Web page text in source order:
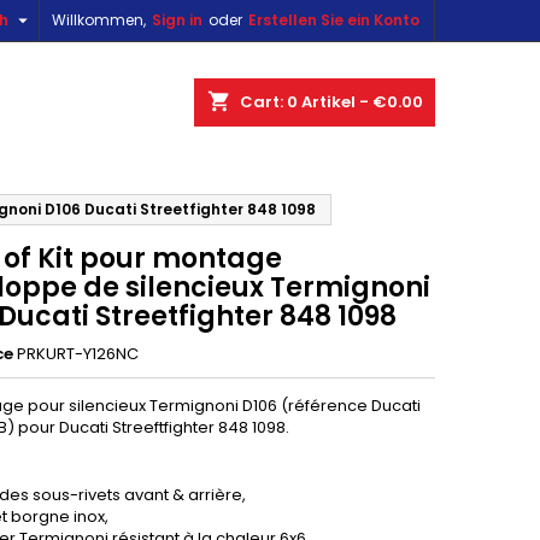
Willkommen, Sign in oder Erstellen Sie ein Konto

shopping_cart Cart: 0 Artikel - €0.00
D106 Ducati Streetfighter 848 1098
Kit pour montage
de silencieux Termignoni
Ducati Streetfighter 848 1098
PRKURT-Y126NC
pour silencieux Termignoni D106 (référence Ducati
pour Ducati Streeftfighter 848 1098.
sous-rivets avant & arrière,
borgne inox,